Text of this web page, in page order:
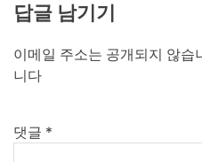
답글 남기기
이메일 주소는 공개되지 않습
니다
댓글 *